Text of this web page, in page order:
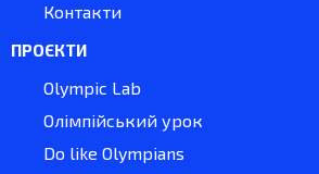
Контакти
ПРОЄКТИ
Olympic Lab
Олімпійський урок
Do like Olympians